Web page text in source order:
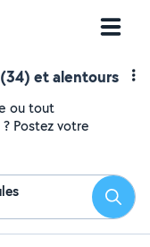
et alentours
ou tout
Postez votre